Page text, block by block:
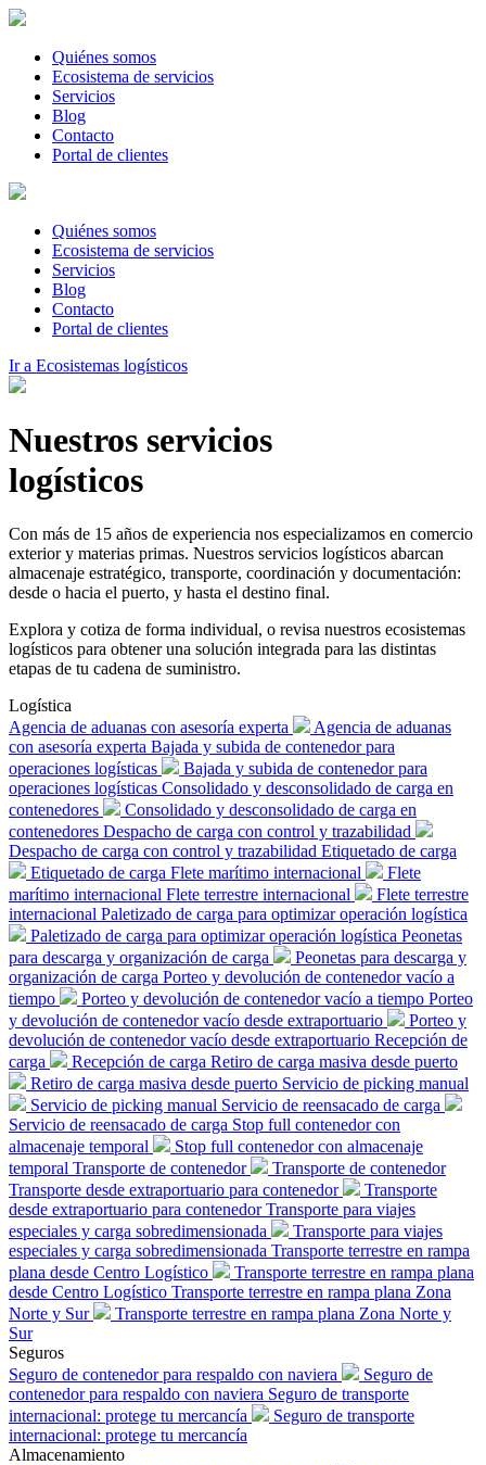
Quiénes somos
Ecosistema de servicios
Servicios
Blog
Contacto
Portal de clientes
Quiénes somos
Ecosistema de servicios
Servicios
Blog
Contacto
Portal de clientes
Ir a Ecosistemas logísticos
Nuestros servicios
logísticos
Con más de 15 años de experiencia nos especializamos en comercio
exterior y materias primas. Nuestros servicios logísticos abarcan
almacenaje estratégico, transporte, coordinación y documentación:
desde o hacia el puerto, y hasta el destino final.
Explora y cotiza de forma individual, o revisa nuestros ecosistemas
logísticos para obtener una solución integrada para las distintas
etapas de tu cadena de suministro.
Logística
Agencia de aduanas con asesoría experta
Agencia de aduanas
con asesoría experta Bajada y subida de contenedor para
operaciones logísticas
Bajada y subida de contenedor para
operaciones logísticas Consolidado y desconsolidado de carga en
contenedores
Consolidado y desconsolidado de carga en
contenedores Despacho de carga con control y trazabilidad
Despacho de carga con control y trazabilidad Etiquetado de carga
Etiquetado de carga Flete marítimo internacional
Flete
marítimo internacional Flete terrestre internacional
Flete terrestre
internacional Paletizado de carga para optimizar operación logística
Paletizado de carga para optimizar operación logística Peonetas
para descarga y organización de carga
Peonetas para descarga y
organización de carga Porteo y devolución de contenedor vacío a
tiempo
Porteo y devolución de contenedor vacío a tiempo Porteo
y devolución de contenedor vacío desde extraportuario
Porteo y
devolución de contenedor vacío desde extraportuario Recepción de
carga
Recepción de carga Retiro de carga masiva desde puerto
Retiro de carga masiva desde puerto Servicio de picking manual
Servicio de picking manual Servicio de reensacado de carga
Servicio de reensacado de carga Stop full contenedor con
almacenaje temporal
Stop full contenedor con almacenaje
temporal Transporte de contenedor
Transporte de contenedor
Transporte desde extraportuario para contenedor
Transporte
desde extraportuario para contenedor Transporte para viajes
especiales y carga sobredimensionada
Transporte para viajes
especiales y carga sobredimensionada Transporte terrestre en rampa
plana desde Centro Logístico
Transporte terrestre en rampa plana
desde Centro Logístico Transporte terrestre en rampa plana Zona
Norte y Sur
Transporte terrestre en rampa plana Zona Norte y
Sur
Seguros
Seguro de contenedor para respaldo con naviera
Seguro de
contenedor para respaldo con naviera Seguro de transporte
internacional: protege tu mercancía
Seguro de transporte
internacional: protege tu mercancía
Almacenamiento